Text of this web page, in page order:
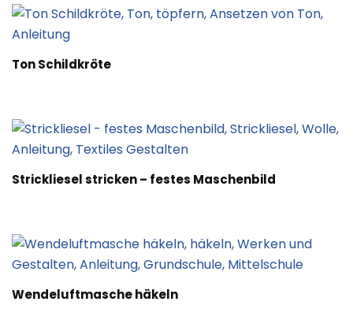
Ton Schildkröte
Strickliesel stricken – festes Maschenbild
Wendeluftmasche häkeln